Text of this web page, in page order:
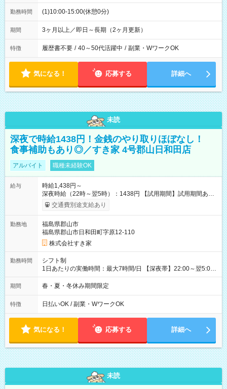
勤務時間 (1)10:00-15:00(休憩0分)
期間 3ヶ月以上／即日～長期（2ヶ月更新）
特徴 履歴書不要 / 40～50代活躍中 / 副業・WワークOK
気になる！ 応募する 詳細へ
未読
深夜で時給1438円！金銭のやり取りほぼなし！
食事補助もあり◎／すき家 4号郡山日和田店
アルバイト 職種未経験OK
給与
時給1,438円～
深夜時給（22時～翌5時）：1438円 【試用期間】試用期間あり
試用期間の長さ：1ヶ月 雇用形態、給与は本採用時と同じです。
試用期間の実態は30日（※条件変更なし）ですが、切り上げで
同時給）
交通費別途支給あり
勤務地
福島県郡山市
福島県郡山市日和田町字原12-110
株式会社すき家
勤務時間
シフト制
1日あたりの実働時間：最大7時間/日 【深夜帯】22:00～翌5:00
週2日～・1日2h～OK◎ ※22:00から翌5:00までは18歳以上の方
のみ勤務可能です（18歳未満の深夜業務禁止のため） ★深夜で
す。 必ず、2名以上での勤務を行いますので、安心して働けま
す。
期間 春・夏・冬休み期間限定
特徴 日払いOK / 副業・WワークOK
気になる！ 応募する 詳細へ
未読